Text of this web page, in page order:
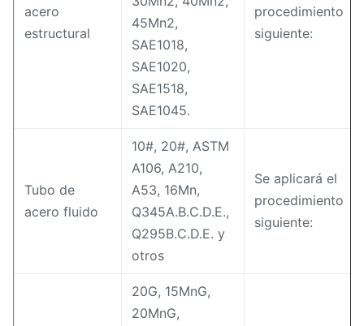
acero
estructural
45Mn2,
SAE1018,
SAE1020,
SAE1518,
SAE1045.
procedimiento
siguiente:
Tubo de
acero fluido
10#, 20#, ASTM
A106, A210,
A53, 16Mn,
Q345A.B.C.D.E.,
Q295B.C.D.E. y
otros
Se aplicará el
procedimiento
siguiente:
20G, 15MnG,
20MnG,